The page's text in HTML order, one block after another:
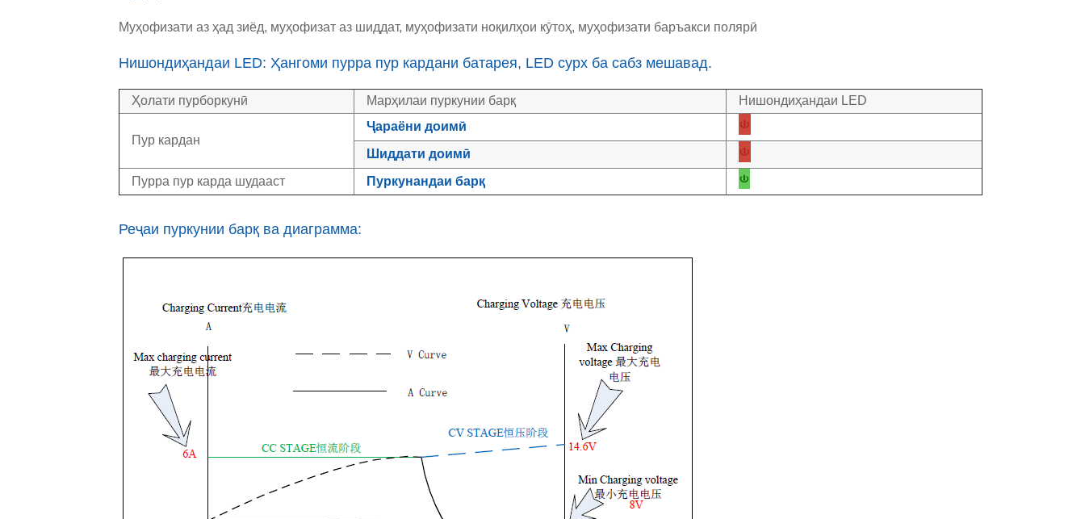
Муҳофизати аз ҳад зиёд, муҳофизат аз шиддат, муҳофизати ноқилҳои кӯтоҳ, муҳофизати баръакси полярӣ
Нишондиҳандаи LED: Ҳангоми пурра пур кардани батарея, LED сурх ба сабз мешавад.
Ҳолати пурборкунӣ Марҳилаи пуркунии барқ Нишондиҳандаи LED
Пур кардан
Ҷараёни доимӣ
Шиддати доимӣ
Пурра пур карда шудааст
Пуркунандаи барқ
Реҷаи пуркунии барқ ​​ва диаграмма: